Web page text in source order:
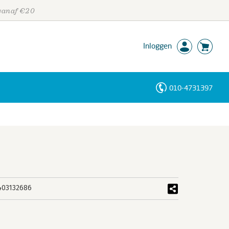
€20
Inloggen
010-4731397
Personen